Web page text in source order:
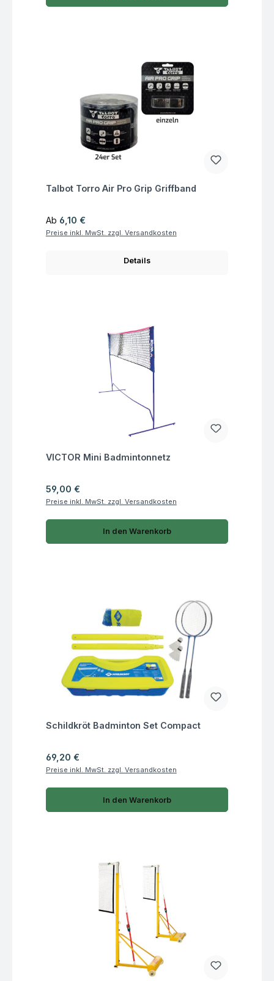
Fragen zum Artikel
Talbot Torro Air Pro Grip Griffband
Regulärer Preis:
Ab 6,10 €
Preise inkl. MwSt. zzgl. Versandkosten
Details
Fragen zum Artikel
VICTOR Mini Badmintonnetz
Regulärer Preis:
59,00 €
Preise inkl. MwSt. zzgl. Versandkosten
In den Warenkorb
Fragen zum Artikel
Schildkröt Badminton Set Compact
Regulärer Preis:
69,20 €
Preise inkl. MwSt. zzgl. Versandkosten
In den Warenkorb